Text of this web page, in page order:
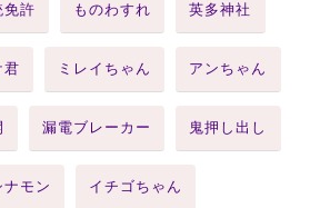
免許 ものわすれ 英多神社
君 ミレイちゃん アンちゃん
漏電ブレーカー 鬼押し出し
ナモン イチゴちゃん